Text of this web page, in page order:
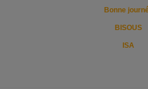
Bonne
BISOUS
ISA